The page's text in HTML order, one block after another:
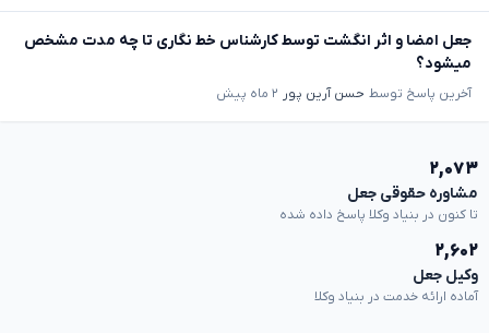
جعل امضا و اثر انگشت توسط کارشناس خط نگاری تا چه مدت مشخص
میشود؟
آخرین پاسخ توسط حسن آرین پور ۲ ماه پیش
۲,۰۷۳
مشاوره حقوقی جعل
تا کنون در بنیاد وکلا پاسخ داده شده
۲,۶۰۲
وکیل جعل
آماده ارائه خدمت در بنیاد وکلا